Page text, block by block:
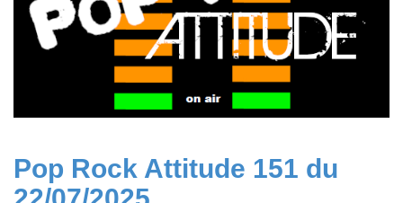
Pop Rock Attitude 151 du